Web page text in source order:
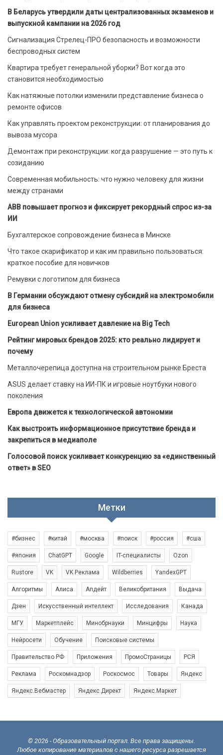
В Беларусь утвердили даты централизованных экзаменов и
выпускной кампании на 2026 год
Сигнализация Стрелец-ПРО безопасность и возможности
беспроводных систем
Квартира требует генеральной уборки? Вот когда это
становится необходимостью
Как натяжные потолки изменили представление бизнеса о
ремонте офисов
Как управлять проектом реконструкции: от планирования до
вывоза мусора
Демонтаж при реконструкции: когда разрушение — это путь к
созиданию
Современная мобильность: что нужно человеку для жизни
между странами
ABB повышает прогноз и фиксирует рекордный спрос из-за
ИИ
Бухгалтерское сопровождение бизнеса в Минске
Что такое скарификатор и как им правильно пользоваться:
краткое пособие для новичков
Ремувки с логотипом для бизнеса
В Германии обсуждают отмену субсидий на электромобили
для бизнеса
European Union усиливает давление на Big Tech
Рейтинг мировых брендов 2025: кто реально лидирует и
почему
Металлочерепица доступна на строительном рынке Бреста
ASUS делает ставку на ИИ-ПК и игровые ноутбуки нового
поколения
Европа движется к технологической автономии
Как выстроить информационное присутствие бренда и
закрепиться в медиаполе
Голосовой поиск усиливает конкуренцию за «единственный
ответ» в SEO
Метки
#бизнес #китай #москва #поиск #россия #сша
#япония ChatGPT Google IT-специалисты Ozon
Rustore VK VK Реклама Wildberries YandexGPT
Алгоритмы Алиса Апдейт Великобритания Выдача
Дзен Искусственный интеллект Исследования Канада
МГУ Маркетплейс Минобрнауки Минцифры Наука
Нейросети Обучение Поисковые системы
Правительство РФ Приложения ПромоСтраницы РСЯ
Реклама Роскомнадзор Роскосмос Товары Яндекс
Яндекс.Вебмастер Яндекс.Директ Яндекс.Маркет
© 2026 - Образовательный портал. Все права защищены.
Любое копирование материалов с нашего ресурса разрешается